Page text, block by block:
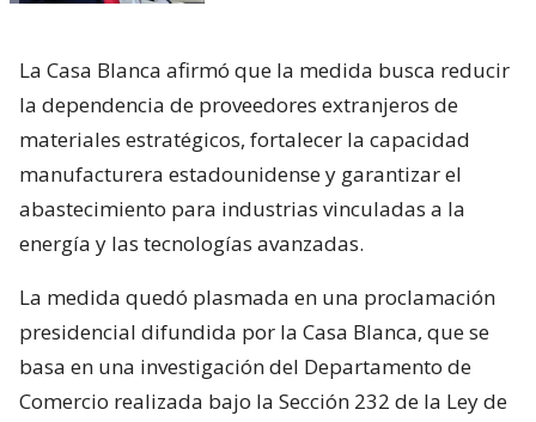
La Casa Blanca afirmó que la medida busca reducir
la dependencia de proveedores extranjeros de
materiales estratégicos, fortalecer la capacidad
manufacturera estadounidense y garantizar el
abastecimiento para industrias vinculadas a la
energía y las tecnologías avanzadas.
La medida quedó plasmada en una proclamación
presidencial difundida por la Casa Blanca, que se
basa en una investigación del Departamento de
Comercio realizada bajo la Sección 232 de la Ley de